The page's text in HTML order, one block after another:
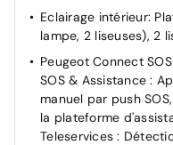
Pack Visibilité -
croisement - Essuie
automatique -
d'accompagnement
Pare-brise teinté
Rétroviseur intérieur
Eclairage intérieur:
lampe, 2 liseuses), 2
Peugeot Connect
SOS & Assistance :
manuel par push
la plateforme
Teleservices :